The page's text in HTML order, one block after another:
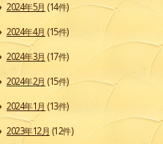
2024年5月 (14件)
2024年4月 (15件)
2024年3月 (17件)
2024年2月 (15件)
2024年1月 (13件)
2023年12月 (12件)